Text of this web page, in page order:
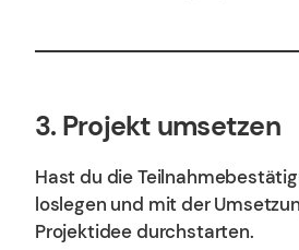
3. Projekt umsetzen
Hast du die
loslegen und mit der
Projektidee durchstarten.